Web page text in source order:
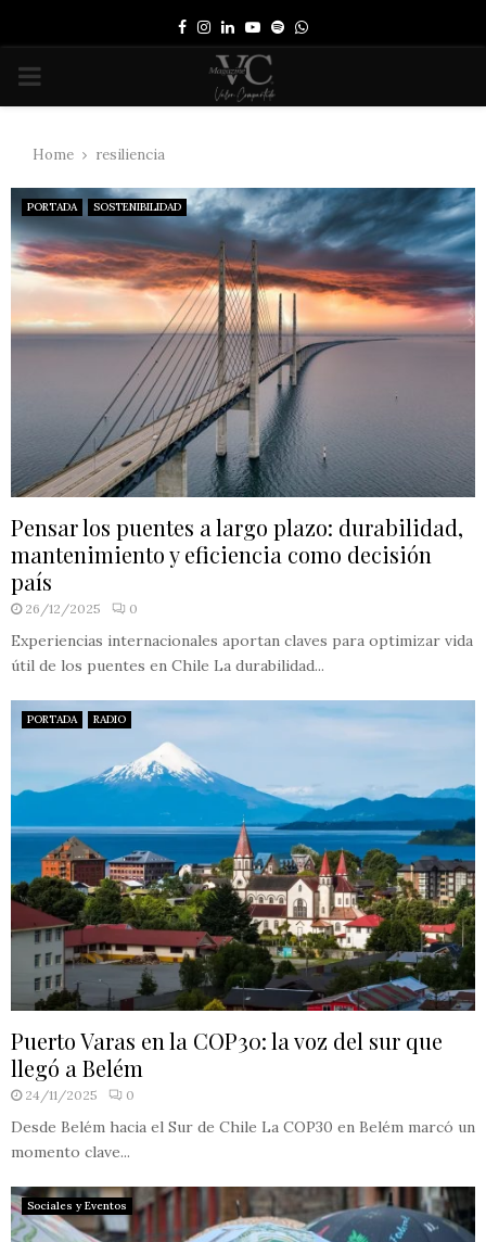
Facebook
Instagram
LinkedinYoutube
SpotifyWhatsapp
PRIMARY
Home resiliencia
PORTADA SOSTENIBILIDAD
Pensar los puentes a largo plazo: durabilidad,
mantenimiento y eficiencia como decisión
país
26/12/2025 0
Experiencias internacionales aportan claves para optimizar vida
útil de los puentes en Chile La durabilidad...
PORTADA RADIO
Puerto Varas en la COP30: la voz del sur que
llegó a Belém
24/11/2025 0
Desde Belém hacia el Sur de Chile La COP30 en Belém marcó un
momento clave...
Sociales y Eventos